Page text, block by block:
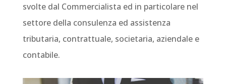
svolte dal Commercialista ed in particolare nel
settore della consulenza ed assistenza
tributaria, contrattuale, societaria, aziendale e
contabile.